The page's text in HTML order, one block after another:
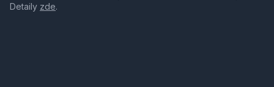
Detaily zde.